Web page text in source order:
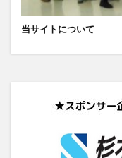
当サイトについて